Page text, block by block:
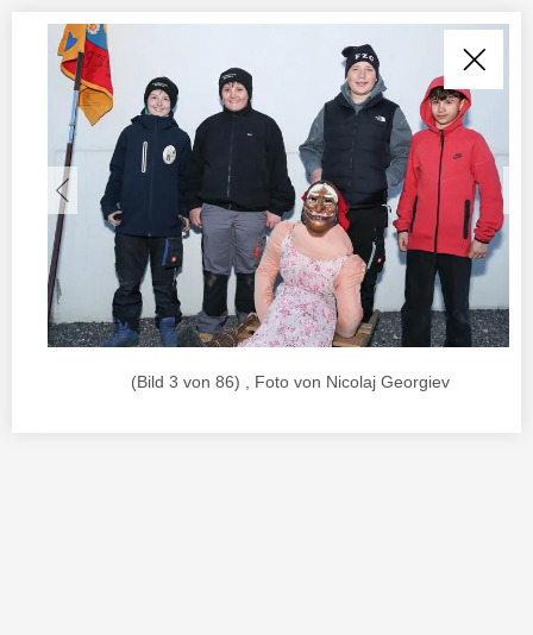
(Bild 3 von 86) , Foto von Nicolaj Georgiev